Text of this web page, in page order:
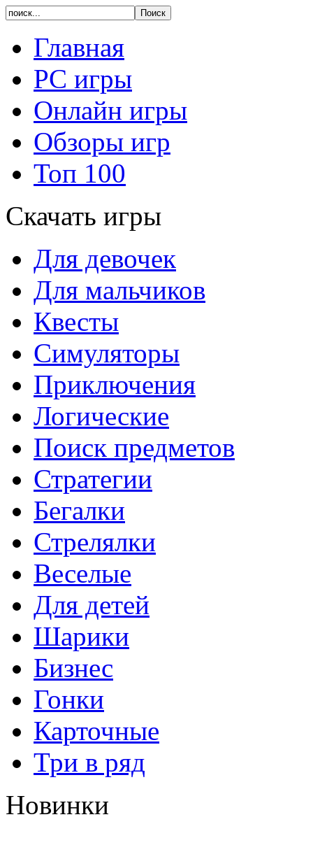
Главная
PC игры
Онлайн игры
Обзоры игр
Топ 100
Скачать игры
Для девочек
Для мальчиков
Квесты
Симуляторы
Приключения
Логические
Поиск предметов
Стратегии
Бегалки
Стрелялки
Веселые
Для детей
Шарики
Бизнес
Гонки
Карточные
Три в ряд
Новинки